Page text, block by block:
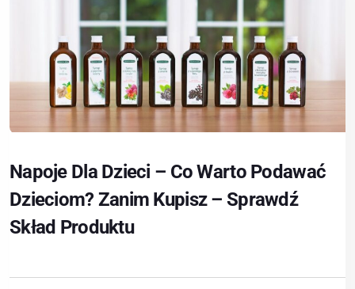
Napoje Dla Dzieci – Co Warto Podawać
Dzieciom? Zanim Kupisz – Sprawdź
Skład Produktu